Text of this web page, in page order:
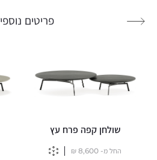
פריטים
שולחן קפה פרח עץ
החל מ- 8,600
₪